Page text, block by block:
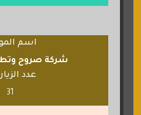
اسم
شركة صروح
عدد
31